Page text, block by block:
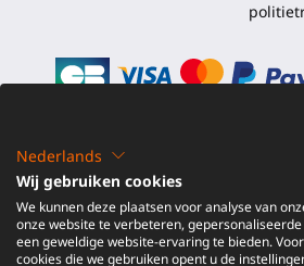
©2016-2026 - ProTubeVR™
Verzending en douanerechten
Terugbetaling
Nederlands
Wij gebruiken cookies
We kunnen deze plaatsen voor analyse van
onze website te verbeteren,
een geweldige website-ervaring te bieden.
cookies die we gebruiken opent u de